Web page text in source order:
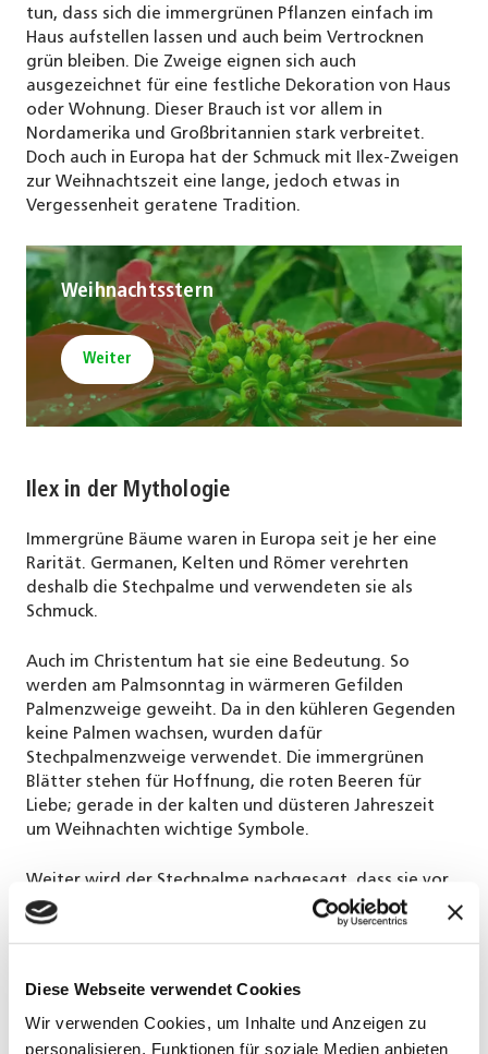
Diese Webseite verwendet Cookies
Wir verwenden Cookies, um Inhalte und Anzeigen zu
personalisieren, Funktionen für soziale Medien anbieten
tun, dass sich die immergrünen Pflanzen einfach im
Haus aufstellen lassen und auch beim Vertrocknen
grün bleiben. Die Zweige eignen sich auch
ausgezeichnet für eine festliche Dekoration von Haus
oder Wohnung. Dieser Brauch ist vor allem in
Nordamerika und Großbritannien stark verbreitet.
Doch auch in Europa hat der Schmuck mit Ilex-Zweigen
zur Weihnachtszeit eine lange, jedoch etwas in
Vergessenheit geratene Tradition.
Weihnachtsstern
Weiter
Ilex in der Mythologie
Immergrüne Bäume waren in Europa seit je her eine
Rarität. Germanen, Kelten und Römer verehrten
deshalb die Stechpalme und verwendeten sie als
Schmuck.
Auch im Christentum hat sie eine Bedeutung. So
werden am Palmsonntag in wärmeren Gefilden
Palmenzweige geweiht. Da in den kühleren Gegenden
keine Palmen wachsen, wurden dafür
Stechpalmenzweige verwendet. Die immergrünen
Blätter stehen für Hoffnung, die roten Beeren für
Liebe; gerade in der kalten und düsteren Jahreszeit
um Weihnachten wichtige Symbole.
Weiter wird der Stechpalme nachgesagt, dass sie vor
Feinden schützt, da sie ein dichtes, undurchdringliches
Strauchwerk als Abwehr bildet.